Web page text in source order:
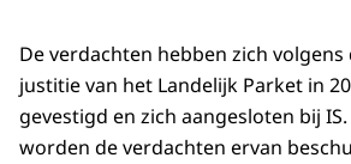
De verdachten hebben zich
justitie van het Landelijk Parket in
gevestigd en zich aangesloten bij
worden de verdachten ervan